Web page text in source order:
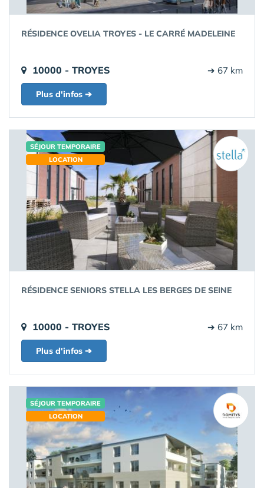
RÉSIDENCE OVELIA TROYES - LE CARRÉ MADELEINE
10000 - TROYES ➔ 67 km
Plus d'infos ➔
SÉJOUR TEMPORAIRE
LOCATION
RÉSIDENCE SENIORS STELLA LES BERGES DE SEINE
10000 - TROYES ➔ 67 km
Plus d'infos ➔
SÉJOUR TEMPORAIRE
LOCATION